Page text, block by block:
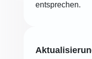
entsprechen.